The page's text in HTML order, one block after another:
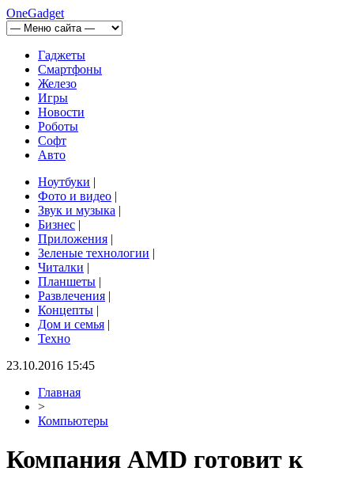
OneGadget
Гаджеты
Смартфоны
Железо
Игры
Новости
Роботы
Софт
Авто
Ноутбуки |
Фото и видео |
Звук и музыка |
Бизнес |
Приложения |
Зеленые технологии |
Читалки |
Планшеты |
Развлечения |
Концепты |
Дом и семья |
Техно
23.10.2016 15:45
Главная
>
Компьютеры
Компания AMD готовит к